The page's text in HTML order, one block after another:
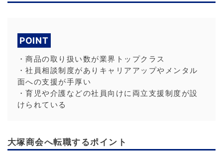
POINT
・商品の取り扱い数が業界トップクラス
・社員相談制度がありキャリアアップやメンタル
面への支援が手厚い
・育児や介護などの社員向けに両立支援制度が設
けられている
大塚商会へ転職するポイント